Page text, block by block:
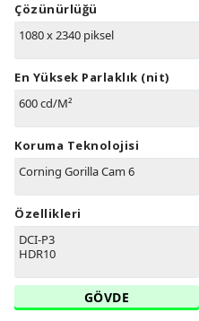
Çözünürlüğü
1080 x 2340 piksel
En Yüksek Parlaklık (nit)
600 cd/M²
Koruma Teknolojisi
Corning Gorilla Cam 6
Özellikleri
DCI-P3
HDR10
GÖVDE